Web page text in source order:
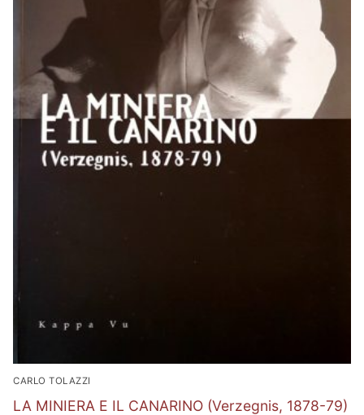
CARLO TOLAZZI
LA MINIERA E IL CANARINO (Verzegnis, 1878-79)